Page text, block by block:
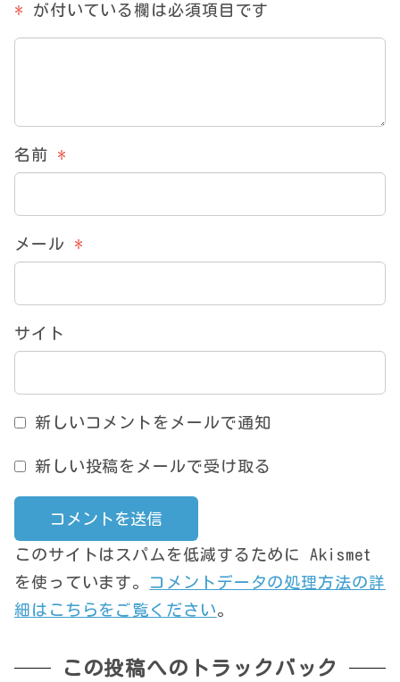
* が付いている欄は必須項目です
名前 *
メール *
サイト
新しいコメントをメールで通知
新しい投稿をメールで受け取る
このサイトはスパムを低減するために Akismet
を使っています。
コメントデータの処理方法の詳
細はこちらをご覧ください。
この投稿へのトラックバック